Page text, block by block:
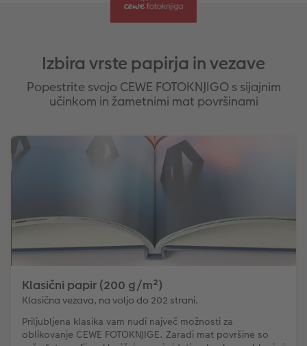
Izbira vrste papirja in vezave
Popestrite svojo CEWE FOTOKNJIGO s sijajnim
učinkom in žametnimi mat površinami
Klasični papir (200 g/m²)
Klasična vezava, na voljo do 202 strani.
Priljubljena klasika vam nudi največ možnosti za
oblikovanje CEWE FOTOKNJIGE. Zaradi mat površine so